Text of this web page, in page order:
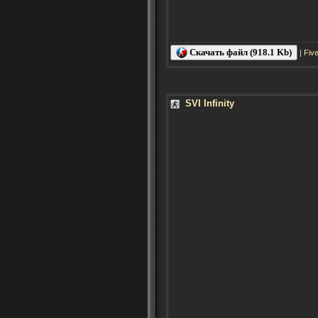
Скачать файл (918.1 Kb) |
SVI Infinity